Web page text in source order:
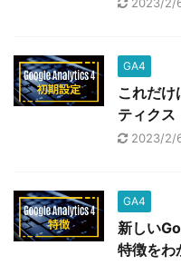
GA4
これだ
ティクス
2023/2/
GA4
新しい
特徴をわ